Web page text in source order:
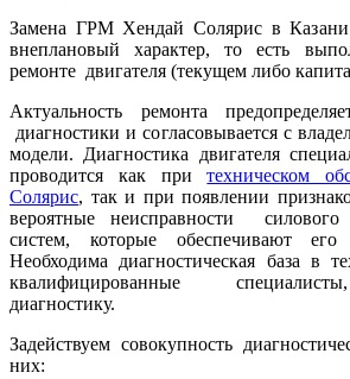
Замена ГРМ Хендай Солярис в
внеплановый характер, то есть
ремонте двигателя (текущем либо
Актуальность ремонта
диагностики и согласовывается с
модели. Диагностика двигателя
проводится как притехническом
Солярис, так и при появлении
вероятные неисправности силового
систем, которые обеспечивают его
Необходима диагностическая база в
квалифицированные
диагностику.
Задействуем совокупность
них: